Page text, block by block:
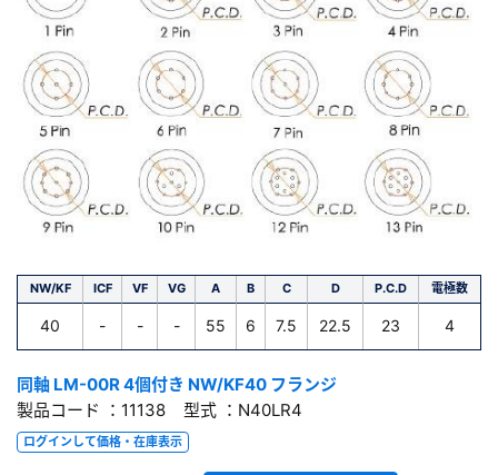
NW/KF ICF VF VG A B C D P.C.D 電極数
40 - - - 55 6 7.5 22.5 23 4
同軸 LM-00R 4個付き NW/KF40 フランジ
製品コード ：11138 型式 ：N40LR4
ログインして価格・在庫表示